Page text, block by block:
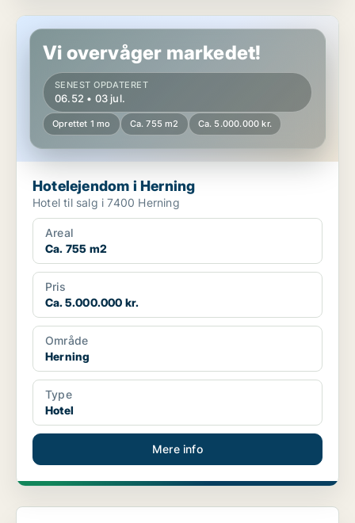
Hotelejendom i Herning
Vi overvåger markedet!
SENEST OPDATERET
06.52 • 03 jul.
Oprettet 1 mo Ca. 755 m2 Ca. 5.000.000 kr.
Hotelejendom i Herning
Hotel til salg i 7400 Herning
Areal
Ca. 755 m2
Pris
Ca. 5.000.000 kr.
Område
Herning
Type
Hotel
Mere info